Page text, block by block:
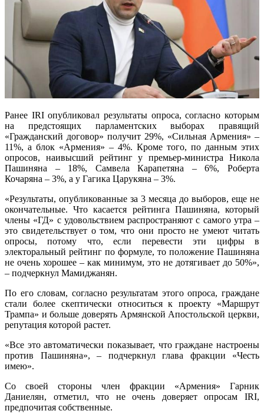
Ранее IRI опубликовал результаты опроса, согласно которым
на предстоящих парламентских выборах правящий
«Гражданский договор» получит 29%, «Сильная Армения» –
11%, а блок «Армения» – 4%. Кроме того, по данным этих
опросов, наивысший рейтинг у премьер-министра Никола
Пашиняна – 18%, Самвела Карапетяна – 6%, Роберта
Кочаряна – 3%, а у Гагика Царукяна – 3%.
«Результаты, опубликованные за 3 месяца до выборов, еще не
окончательные. Что касается рейтинга Пашиняна, который
члены «ГД» с удовольствием распространяют с самого утра –
это свидетельствует о том, что они просто не умеют читать
опросы, потому что, если перевести эти цифры в
электоральный рейтинг по формуле, то положение Пашиняна
не очень хорошее – как минимум, это не дотягивает до 50%»,
– подчеркнул Мамиджанян.
По его словам, согласно результатам этого опроса, граждане
стали более скептически относиться к проекту «Маршрут
Трампа» и больше доверять Армянской Апостольской церкви,
репутация которой растет.
«Все это автоматически показывает, что граждане настроены
против Пашиняна», – подчеркнул глава фракции «Честь
имею».
Со своей стороны член фракции «Армения» Гарник
Даниелян, отметил, что не очень доверяет опросам IRI,
предпочитая собственные.